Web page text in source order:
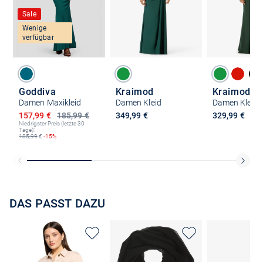
Sale
Wenige
verfügbar
Goddiva
Damen Maxikleid
185,99 €
Ermäßigter Preis
157,99 €
Niedrigster Preis (letzte 30
Tage):
185,99€ -15%
Kraimod
Damen Kleid
349,99 €
Kraimod
Damen Kleid
329,99 €
DAS PASST DAZU